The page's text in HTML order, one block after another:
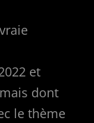
et
dont
le thème